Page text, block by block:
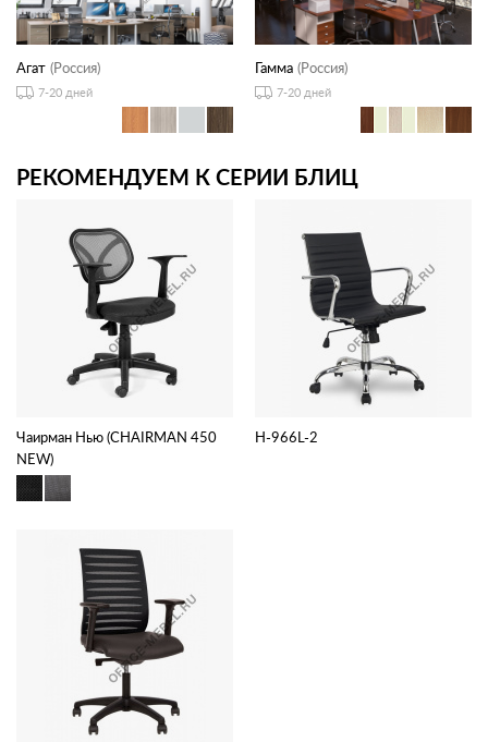
Агат (Россия)
7-20 дней
Гамма (Россия)
7-20 дней
РЕКОМЕНДУЕМ К СЕРИИ БЛИЦ
Чаирман Нью (CHAIRMAN 450
NEW)
H-966L-2